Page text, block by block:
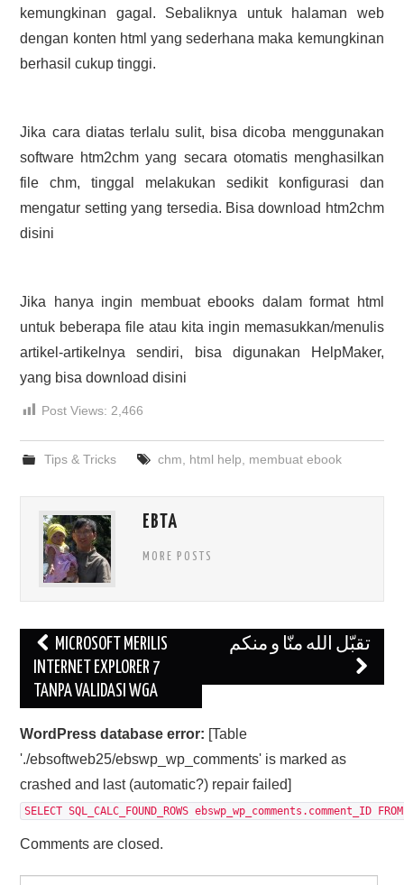
kemungkinan gagal. Sebaliknya untuk halaman web
dengan konten html yang sederhana maka kemungkinan
berhasil cukup tinggi.
Jika cara diatas terlalu sulit, bisa dicoba menggunakan
software htm2chm yang secara otomatis menghasilkan
file chm, tinggal melakukan sedikit konfigurasi dan
mengatur setting yang tersedia. Bisa download htm2chm
disini
Jika hanya ingin membuat ebooks dalam format html
untuk beberapa file atau kita ingin memasukkan/menulis
artikel-artikelnya sendiri, bisa digunakan HelpMaker,
yang bisa download disini
Post Views: 2,466
Tips & Tricks chm html help membuat ebook
EBTA
MORE POSTS
Post
navigation
MICROSOFT MERILIS
INTERNET EXPLORER 7
TANPA VALIDASI WGA
تقبّل الله منّا و منكم
WordPress database error: [Table
'./ebsoftweb25/ebswp_wp_comments' is marked as
crashed and last (automatic?) repair failed]
SELECT SQL_CALC_FOUND_ROWS
Comments are closed.